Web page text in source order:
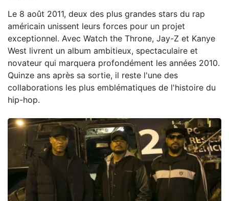
Le 8 août 2011, deux des plus grandes stars du rap
américain unissent leurs forces pour un projet
exceptionnel. Avec Watch the Throne, Jay-Z et Kanye
West livrent un album ambitieux, spectaculaire et
novateur qui marquera profondément les années 2010.
Quinze ans après sa sortie, il reste l'une des
collaborations les plus emblématiques de l'histoire du
hip-hop.